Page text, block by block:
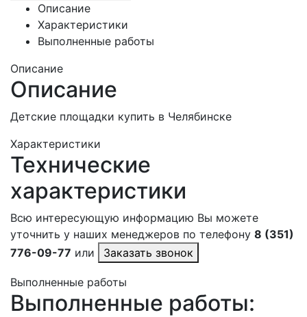
Описание
Характеристики
Выполненные работы
Описание
Описание
Детские площадки купить в Челябинске
Характеристики
Технические
характеристики
Всю интересующую информацию Вы можете
уточнить у наших менеджеров по телефону 8 (351)
776-09-77 или Заказать звонок
Выполненные работы
Выполненные работы: